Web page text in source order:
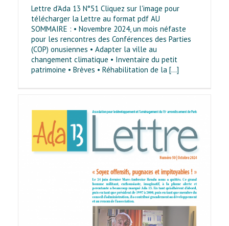
Lettre d'Ada 13 N°51 Cliquez sur l'image pour
télécharger la Lettre au format pdf AU
SOMMAIRE : • Novembre 2024, un mois néfaste
pour les rencontres des Conférences des Parties
(COP) onusiennes • Adapter la ville au
changement climatique • Inventaire du petit
patrimoine • Brèves • Réhabilitation de la [...]